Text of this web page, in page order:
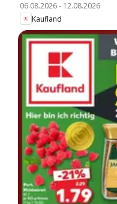
06.08.2026- 12.08.2026
Kaufland